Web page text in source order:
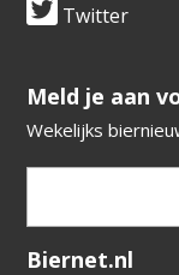
Twitter
​​​​​​​Meld je aan
Wekelijks
Verification code:
Biernet.nl